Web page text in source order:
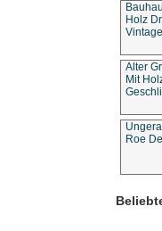
Holz
Alter
Mit
Roe